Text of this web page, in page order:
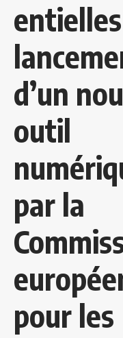
d’un
outil
par la
pour les